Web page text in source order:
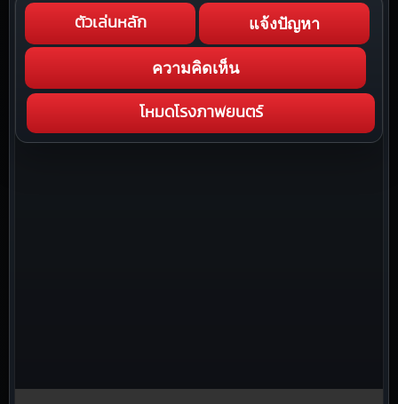
ตัวเล่นหลัก แจ้งปัญหา
ความคิดเห็น
โหมดโรงภาพยนตร์